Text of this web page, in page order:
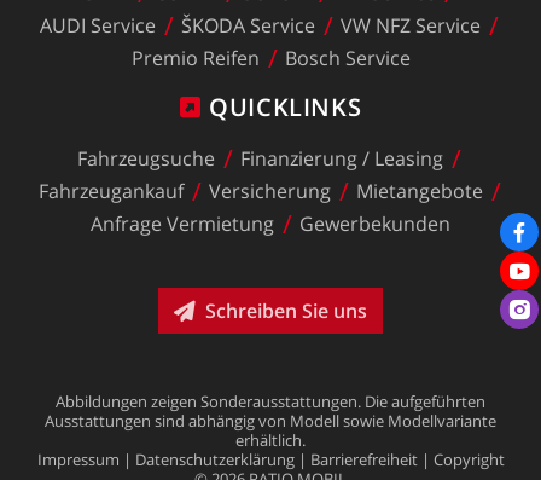
AUDI Service ŠKODA Service VW NFZ Service
Premio Reifen Bosch Service
QUICKLINKS
Fahrzeugsuche Finanzierung/ Leasing
Fahrzeugankauf
Versicherung
Mietangebote
Anfrage Vermietung Gewerbekunden
Schreiben Sie uns
Abbildungen zeigen Sonderausstattungen. Dieaufgeführten
Ausstattungen sind abhängigvon Modellsowie Modellvariante
erhältlich.
Impressum | Datenschutzerklärung | Barrierefreiheit | Copyright